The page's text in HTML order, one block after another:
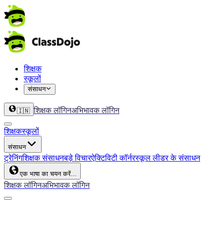
शिक्षक
स्कूलों
संसाधन
🇮🇳 शिक्षक लॉगिनअभिभावक लॉगिन
शिक्षकस्कूलों
संसाधन
ट्रेनिंगशिक्षक संसाधनबड़े विचारऐक्टिविटी कॉर्नरस्कूल लीडर के संसाधन
एक भाषा का चयन करें...
शिक्षक लॉगिनअभिभावक लॉगिन